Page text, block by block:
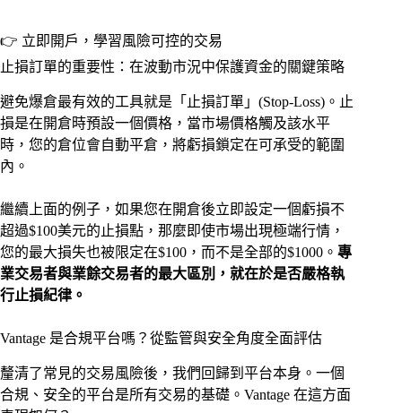
👉 立即開戶，學習風險可控的交易
止損訂單的重要性：在波動市況中保護資金的關鍵策略
避免爆倉最有效的工具就是「止損訂單」(Stop-Loss)。止
損是在開倉時預設一個價格，當市場價格觸及該水平
時，您的倉位會自動平倉，將虧損鎖定在可承受的範圍
內。
繼續上面的例子，如果您在開倉後立即設定一個虧損不
超過$100美元的止損點，那麼即使市場出現極端行情，
您的最大損失也被限定在$100，而不是全部的$1000。 專
業交易者與業餘交易者的最大區別，就在於是否嚴格執
行止損紀律。
Vantage 是合規平台嗎？從監管與安全角度全面評估
釐清了常見的交易風險後，我們回歸到平台本身。一個
合規、安全的平台是所有交易的基礎。Vantage 在這方面